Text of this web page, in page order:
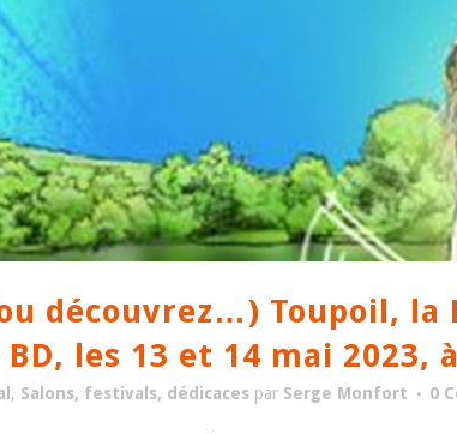
découvrez…) Toupoil, la
les 13 et 14 mai 2023,
, Salons, festivals, dédicaces par Serge Monfort 0